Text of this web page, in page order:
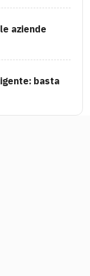
aziende
basta